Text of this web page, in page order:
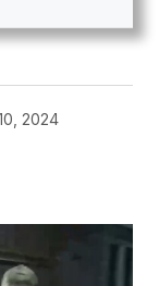
2024